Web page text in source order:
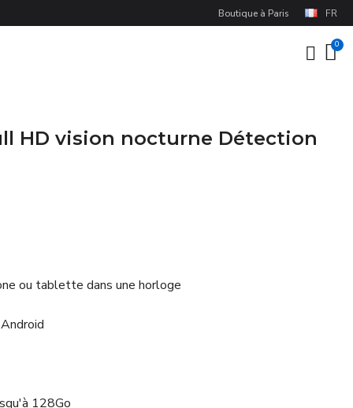
Boutique à Paris FR
HD vision nocturne Détection
ou tablette dans une horloge
128Go